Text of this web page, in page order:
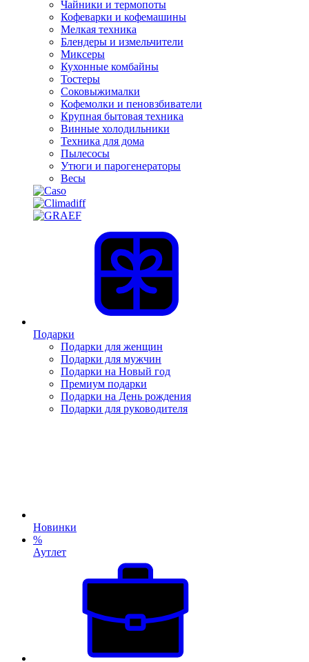
Чайники и термопоты
Кофеварки и кофемашины
Мелкая техника
Блендеры и измельчители
Миксеры
Кухонные комбайны
Тостеры
Соковыжималки
Кофемолки и пеновзбиватели
Крупная бытовая техника
Винные холодильники
Техника для дома
Пылесосы
Утюги и парогенераторы
Весы
Подарки
Подарки для женщин
Подарки для мужчин
Подарки на Новый год
Премиум подарки
Подарки на День рождения
Подарки для руководителя
Новинки
%
Аутлет